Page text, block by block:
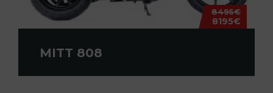
8495€
8195€
MITT 808